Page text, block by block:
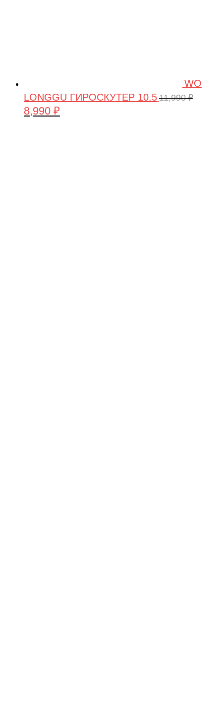
WO
LONGGU ГИРОСКУТЕР 10.5 11,990₽
Первоначальная
8,990 ₽